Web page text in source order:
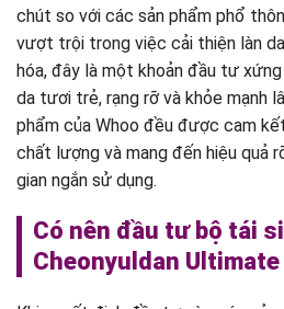
chút so với các sản phẩm phổ
vượt trội trong việc cải thiện làn
hóa, đây là một khoản đầu tư
da tươi trẻ, rạng rỡ và khỏe mạnh
phẩm của Whoo đều được cam
chất lượng và mang đến hiệu quả
gian ngắn sử dụng.
Có nên đầu tư bộ tái
Cheonyuldan Ultimate